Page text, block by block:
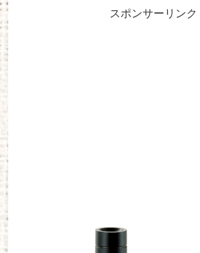
スポンサーリンク